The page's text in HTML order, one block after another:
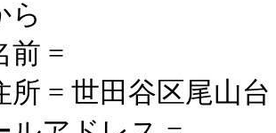
ら
前 =
所 = 世田谷区尾山台